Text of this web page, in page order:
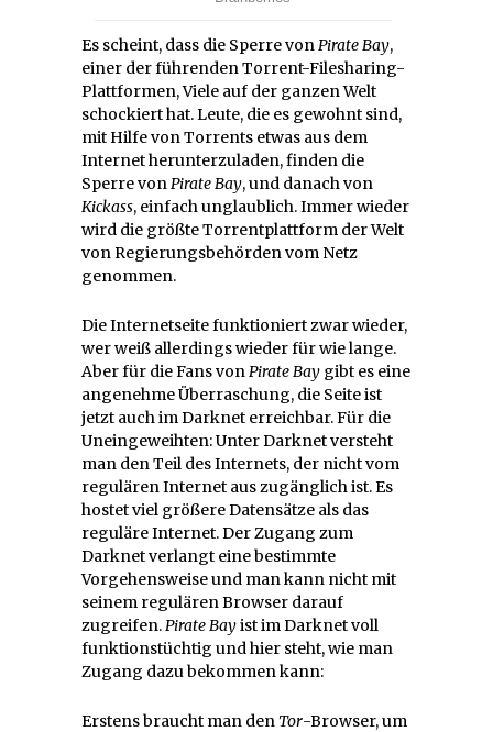
Es scheint, dass die Sperre vonPirateBay,
einer der führenden Torrent-Filesharing-
Plattformen, Viele auf der ganzen Welt
schockiert hat. Leute, die es gewohnt sind,
mit Hilfe von Torrents etwas aus dem
Internet herunterzuladen, finden die
Sperre vonPirate Bay, und danach von
Kickass, einfach unglaublich. Immer wieder
wird die größte Torrentplattform der Welt
von Regierungsbehörden vom Netz
genommen.
Die Internetseite funktioniert zwar wieder,
wer weiß allerdings wieder für wie lange.
Aber für die Fans vonPirate Bay gibt es eine
angenehme Überraschung, die Seite ist
jetzt auch im Darknet erreichbar. Für die
Uneingeweihten: Unter Darknet versteht
man den Teil des Internets, der nicht vom
regulären Internet aus zugänglich ist. Es
hostet viel größere Datensätze als das
reguläre Internet. Der Zugang zum
Darknet verlangt eine bestimmte
Vorgehensweise und man kann nicht mit
seinem regulären Browser darauf
zugreifen.Pirate Bayist im Darknet voll
funktionstüchtig und hier steht, wie man
Zugang dazu bekommen kann:
Erstens braucht man den Tor-Browser, um